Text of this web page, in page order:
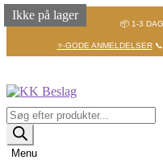
📦 1-3
⭐-GODE ANMELDELSER📞
Spring
til
navigation
Spring
til
indhold
Products
search
Menu
Ikke på lager
Ikke på lager
Ikke på lager
Ikke på lager
Ikke på lager
Ikke på lager
Ikke på lager